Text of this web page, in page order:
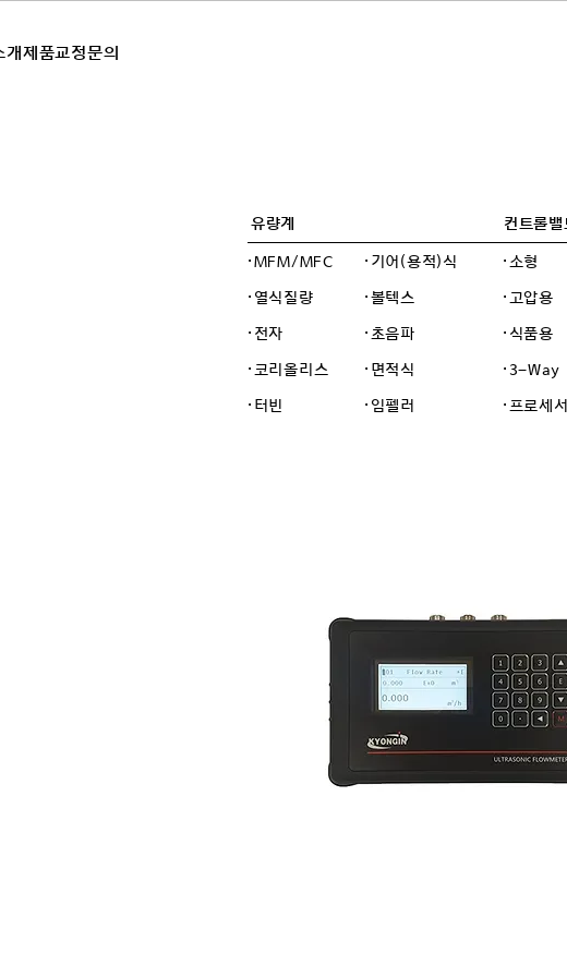
개제품교정문의
유량계 컨트롤밸
·MFM/MFC ·기어(용적)식 ·소형
·열식질량
·볼텍스
·전자
·초음파
·코리올리스
·면적식
·터빈
·임펠러
·고압용
·식품용
·3-Way
·프로세서